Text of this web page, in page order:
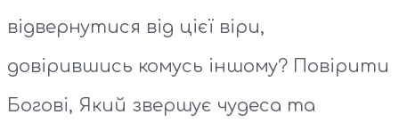
відвернутися від цієї віри,
довірившись комусь іншому? Повірити
Богові, Який звершує чудеса та